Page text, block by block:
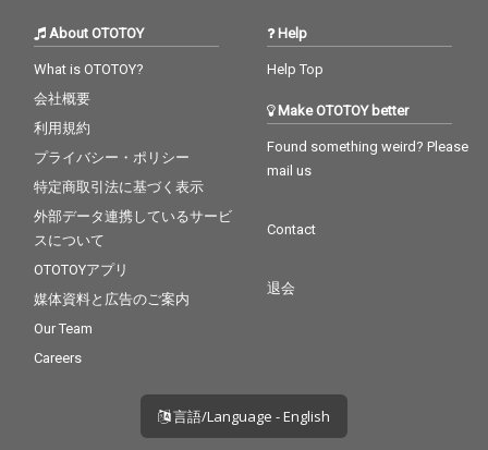
About OTOTOY
What is OTOTOY?
会社概要
利用規約
プライバシー・ポリシー
特定商取引法に基づく表示
外部データ連携しているサービ
スについて
OTOTOYアプリ
媒体資料と広告のご案内
Our Team
Careers
Help
Help Top
Make OTOTOY better
Found something weird? Please
mail us
Contact
退会
言語/Language - English